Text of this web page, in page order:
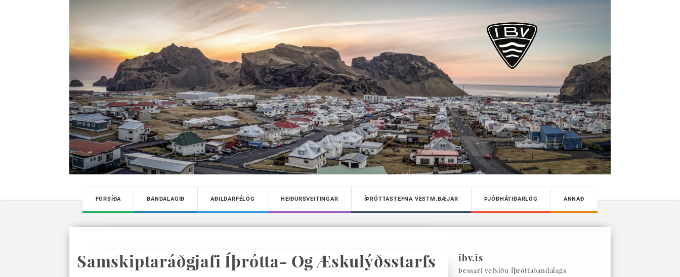
FORSÍÐA BANDALAGIÐ AÐILDARFÉLÖG HEIÐURSVEITINGAR ÍÞRÓTTASTEFNA VESTM.BÆJAR ÞJÓÐHÁTIÐARLÖG ANNAÐ
Samskiptaráðgjafi Íþrótta- Og Æskulýðsstarfs ibv.is
Þessari vefsíðu Íþróttabandalags